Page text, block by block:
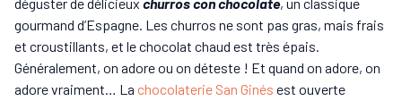
déguster de délicieux churros con chocolate, un classique
gourmand d’Espagne. Les churros ne sont pas gras, mais frais
et croustillants, et le chocolat chaud est très épais.
Généralement, on adore ou on déteste ! Et quand on adore, on
adore vraiment… La chocolaterie San Ginés est ouverte